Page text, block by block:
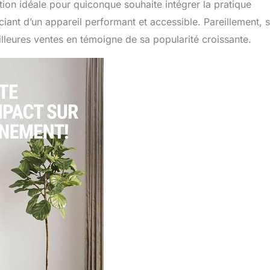
idéale pour quiconque souhaite intégrer la pratique
d’un appareil performant et accessible. Pareillement,
ventes en témoigne de sa popularité croissante.